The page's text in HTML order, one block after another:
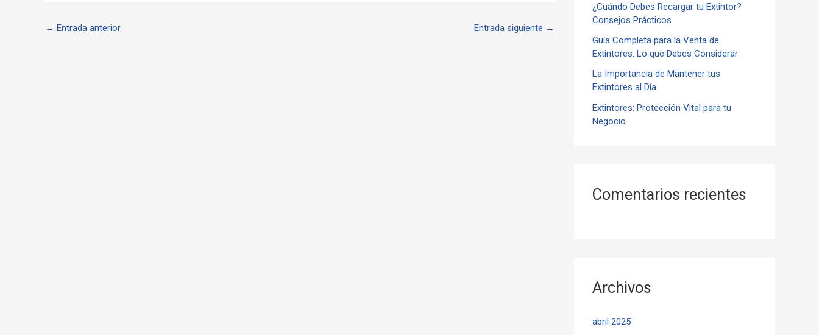
← Entrada anterior Entrada siguiente →
r¿Cuándo Debes Recargar tu Extintor?
Consejos Prácticos
Guía Completa para la Venta de
Extintores: Lo que Debes Considerar
La Importancia de Mantener tus
Extintores al Día
Extintores: Protección Vital para tu
Negocio
Comentarios recientes
Archivos
abril 2025